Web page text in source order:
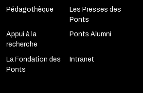
Pédagothèque
Les Presses des
Ponts
Appui à la
recherche
Ponts Alumni
La Fondation des
Ponts
Intranet